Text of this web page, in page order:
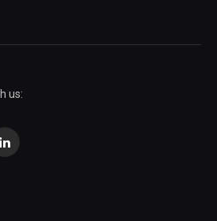
us:
LinkedIn